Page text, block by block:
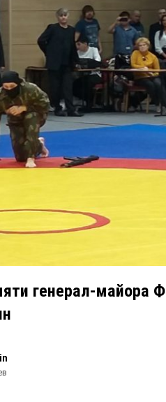
генерал-майора